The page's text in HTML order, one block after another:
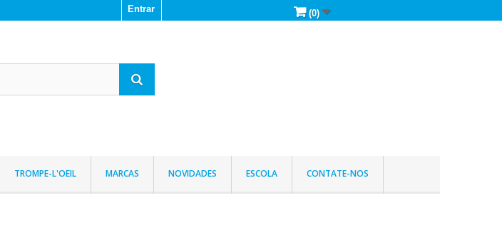
(0)
Entrar
TROMPE-L'OEIL MARCAS NOVIDADES ESCOLA CONTATE-NOS